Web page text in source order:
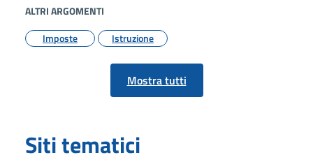
ALTRI ARGOMENTI
Imposte
Istruzione
Mostra tutti
Siti tematici